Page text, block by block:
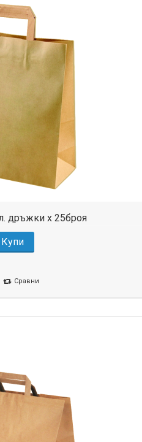
дръжки x 25броя
Купи
Сравни